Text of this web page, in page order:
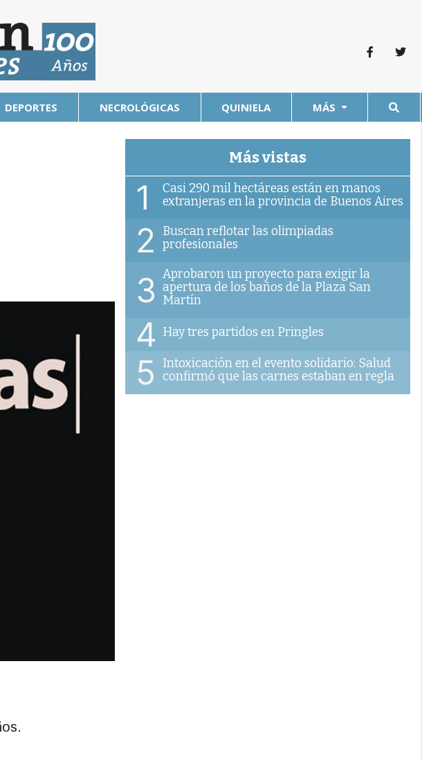
DEPORTES NECROLÓGICAS QUINIELA MÁS
Más vistas
1
Casi 290 mil hectáreas están en manos
extranjeras en la provincia de Buenos Aires
2
Buscan reflotar las olimpiadas
profesionales
3 Aprobaron un proyecto para exigir la
apertura de los baños de la Plaza San
Martín
4 Hay tres partidos en Pringles
5
Intoxicación en el evento solidario: Salud
confirmó que las carnes estaban en regla